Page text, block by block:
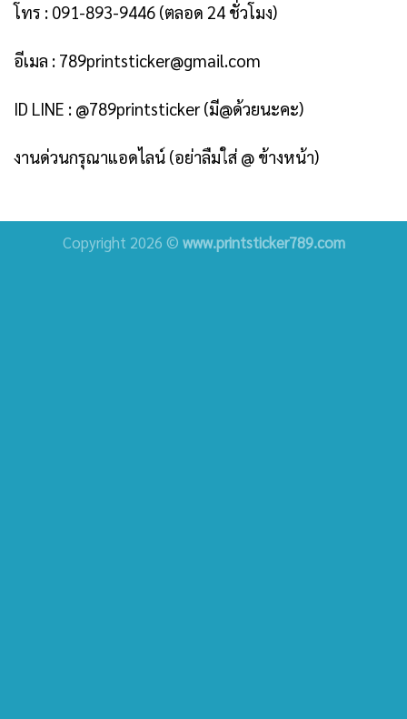
โทร : 091-893-9446 (ตลอด 24 ชั่วโมง)
อีเมล : 789printsticker@gmail.com
ID LINE : @789printsticker(มี@ด้วยนะคะ)
งานด่วนกรุณาแอดไลน์ (อย่าลืมใส่ @ ข้างหน้า)
Copyright 2026 © www.printsticker789.com